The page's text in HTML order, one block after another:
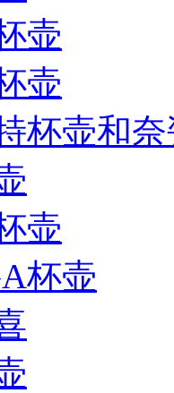
壶
壶
杯壶和
壶
杯壶